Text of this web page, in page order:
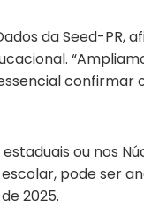
da Seed-PR,
confirmar
ou nos
pode ser
2025.